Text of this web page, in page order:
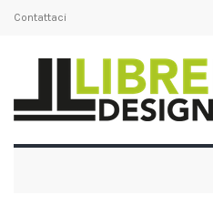
Contattaci